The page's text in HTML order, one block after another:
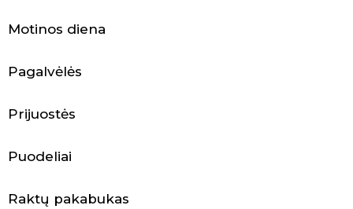
e
s
u
r
a
Motinos diena
Pagalvėlės
Prijuostės
Puodeliai
Raktų pakabukas